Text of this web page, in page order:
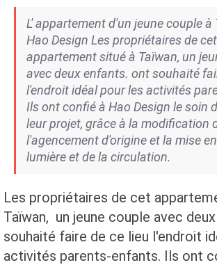
L' appartement d'un jeune couple à
Hao Design Les propriétaires de cet
appartement situé à Taïwan, un
avec deux enfants. ont souhaité
l'endroit idéal pour les activités
Ils ont confié à Hao Design le soin
leur projet, grâce à la modification
l'agencement d'origine et la mise
lumière et de la circulation.
Les propriétaires de cet
Taïwan, un jeune couple avec
souhaité faire de ce lieu l'endroit
activités parents-enfants. Ils ont